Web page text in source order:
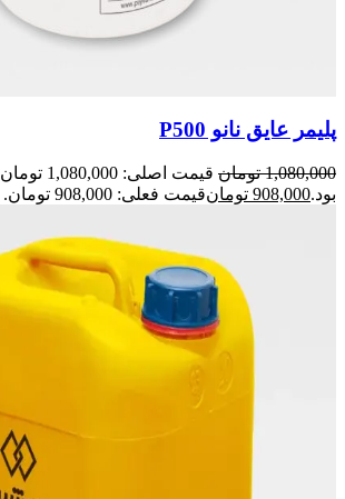
پلیمر عایق نانو P500
1,080,000 تومان
قیمت اصلی: 1,080,000 تومان
بود.908,000 تومانقیمت فعلی: 908,000 تومان.